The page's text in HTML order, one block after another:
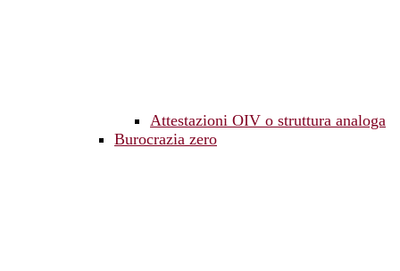
Attestazioni OIV o struttura analoga
Burocrazia zero